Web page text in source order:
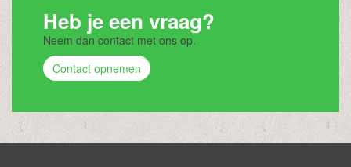
Heb je een vraag?
Neem dan contact met ons op.
Contact opnemen